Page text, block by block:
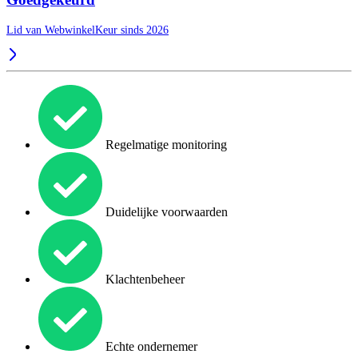
Lid van WebwinkelKeur sinds 2026
Regelmatige monitoring
Duidelijke voorwaarden
Klachtenbeheer
Echte ondernemer